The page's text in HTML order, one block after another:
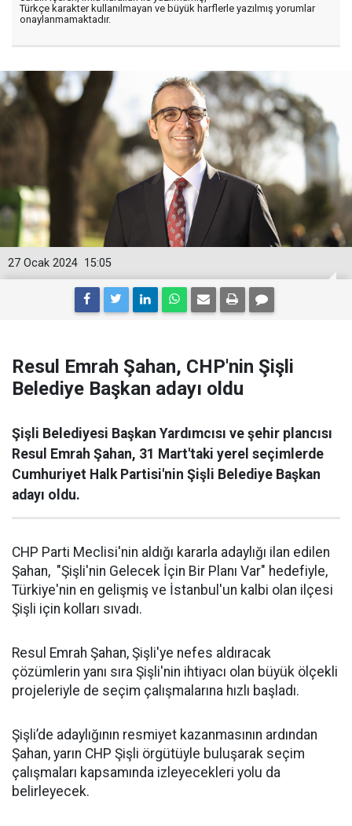
Türkçe karakter kullanılmayan ve büyük harflerle yazılmış yorumlar
onaylanmamaktadır.
15:05
27 Ocak 2024
Resul Emrah Şahan, CHP'nin Şişli
Belediye Başkan adayı oldu
Şişli Belediyesi Başkan Yardımcısı ve şehir plancısı
Resul Emrah Şahan, 31 Mart'taki yerel seçimlerde
Cumhuriyet Halk Partisi'nin Şişli Belediye Başkan
adayı oldu.
CHP Parti Meclisi'nin aldığı kararla adaylığı ilan edilen
Şahan, "Şişli'nin Gelecek İçin Bir Planı Var" hedefiyle,
Türkiye'nin en gelişmiş ve İstanbul'un kalbi olan ilçesi
Şişli için kolları sıvadı.
Resul Emrah Şahan, Şişli'ye nefes aldıracak
çözümlerin yanı sıra Şişli'nin ihtiyacı olan büyük ölçekli
projeleriyle de seçim çalışmalarına hızlı başladı.
Şişli’de adaylığının resmiyet kazanmasının ardından
Şahan, yarın CHP Şişli örgütüyle buluşarak seçim
çalışmaları kapsamında izleyecekleri yolu da
belirleyecek.